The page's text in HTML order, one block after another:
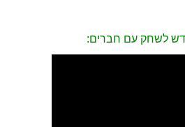
לשחק עם חברים: